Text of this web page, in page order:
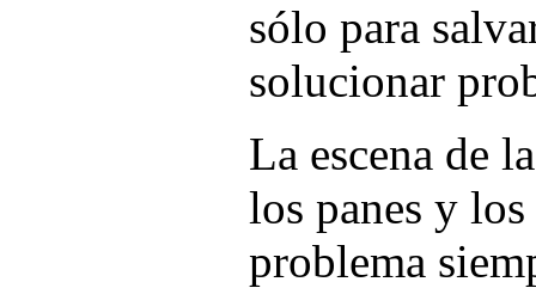
sólo para
solucionar
La escena de
los panes y
problema